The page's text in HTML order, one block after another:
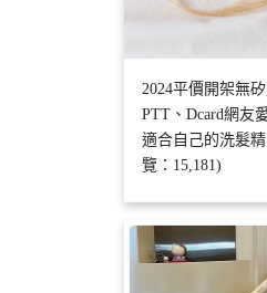
2024平價開架無
PTT、Dcard網友
適合自己的洗髮
覽：15,181)